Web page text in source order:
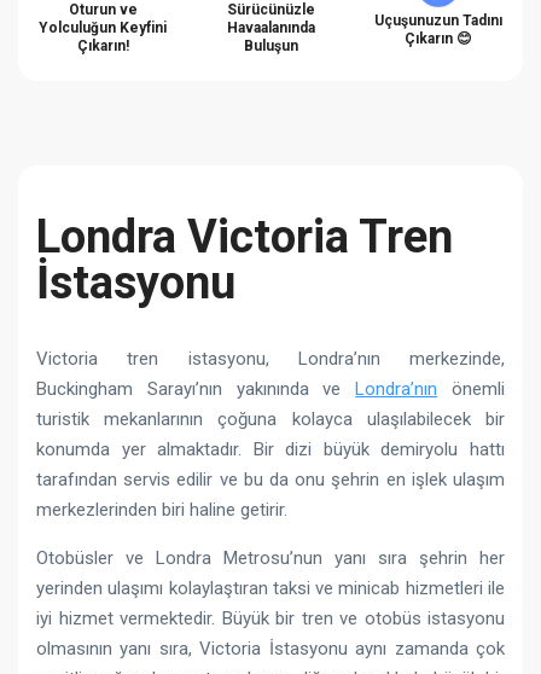
Oturun ve
Yolculuğun Keyfini
Çıkarın!
Sürücünüzle
Havaalanında
Buluşun
Uçuşunuzun Tadını
Çıkarın 😊
Londra Victoria Tren
İstasyonu
Victoria tren istasyonu, Londra’nın merkezinde,
Buckingham Sarayı’nın yakınında veLondra’nın önemli
turistik mekanlarının çoğuna kolayca ulaşılabilecek bir
konumda yer almaktadır. Bir dizi büyük demiryolu hattı
tarafından servis edilir ve bu da onu şehrin en işlek ulaşım
merkezlerinden biri haline getirir.
Otobüsler ve Londra Metrosu’nun yanı sıra şehrin her
yerinden ulaşımı kolaylaştıran taksi ve minicab hizmetleri ile
iyi hizmet vermektedir. Büyük bir tren ve otobüs istasyonu
olmasının yanı sıra, Victoria İstasyonu aynı zamanda çok